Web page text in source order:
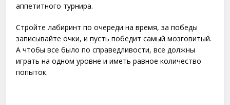
аппетитного турнира.
Стройте лабиринт по очереди на время, за победы
записывайте очки, и пусть победит самый мозговитый.
А чтобы все было по справедливости, все должны
играть на одном уровне и иметь равное количество
попыток.